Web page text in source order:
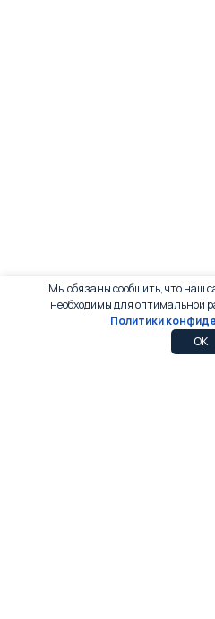
Мы обязаны сообщить, что наш
необходимы для оптимальной
Политики
OK